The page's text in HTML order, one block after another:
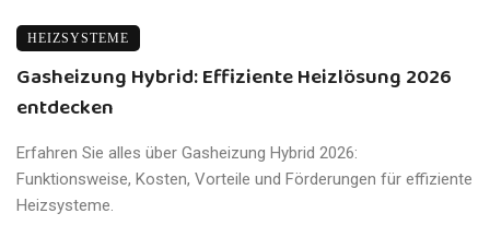
HEIZSYSTEME
Gasheizung Hybrid: Effiziente Heizlösung 2026
entdecken
Erfahren Sie alles über Gasheizung Hybrid 2026:
Funktionsweise, Kosten, Vorteile und Förderungen für effiziente
Heizsysteme.